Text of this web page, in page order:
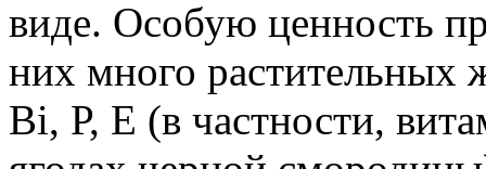
виде. Особую ценность
них много растительных
Bi, Р, Е (в частности,